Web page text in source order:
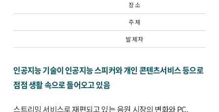
장 소
주 제
발 제 자
인공지능 기술이 인공지능 스피커와 개인 콘텐츠서비스 등으로
점점 생활 속으로 들어오고 있음
스트리밍 서비스로 재편되고 있는 음원 시장의 변화와 PC,